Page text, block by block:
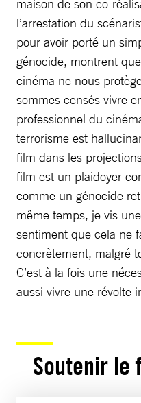
maison de son co-
l’arrestation du
pour avoir porté un
génocide, montrent
cinéma ne nous
sommes censés vivre
professionnel du
terrorisme est
film dans les
film est un plaidoyer
comme un génocide
même temps, je vis
sentiment que cela ne
concrètement, malgré
C’est à la fois une
aussi vivre une révolte
Soutenir le